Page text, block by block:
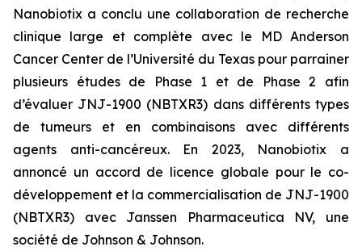
Nanobiotix a conclu une collaboration de recherche
clinique large et complète avec le MD Anderson
Cancer Center de l’Université du Texas pour parrainer
plusieurs études de Phase 1 et de Phase 2 afin
d’évaluer JNJ-1900 (NBTXR3) dans différents types
de tumeurs et en combinaisons avec différents
agents anti-cancéreux. En 2023, Nanobiotix a
annoncé un accord de licence globale pour le co-
développement et la commercialisation de JNJ-1900
(NBTXR3) avec Janssen Pharmaceutica NV, une
société de Johnson & Johnson.